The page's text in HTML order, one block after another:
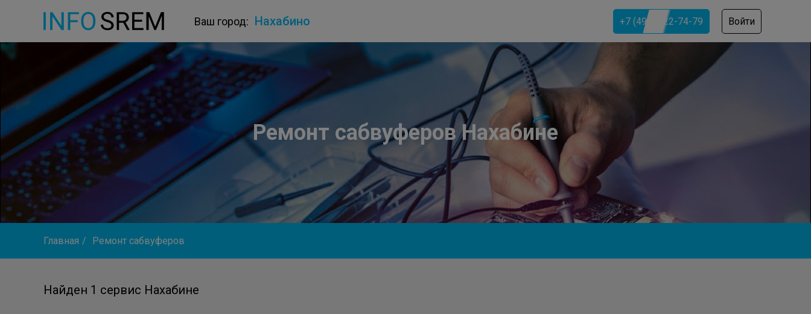
Ваш город: Нахабино +7 (499) 322-74-79 Войти
Ремонт сабвуферов Нахабине
Главная / Ремонт сабвуферов
Найден 1 сервис Нахабине